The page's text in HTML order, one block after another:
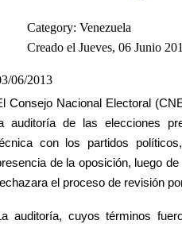
Category: Venezuela
Creado el Jueves, 06 Junio
06/2013
Consejo Nacional Electoral
auditoría de las elecciones
con los partidos
de la oposición, luego
el proceso de revisión
auditoría, cuyos términos